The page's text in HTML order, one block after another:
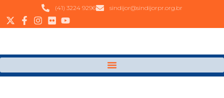
(41) 3224 9296 sindijor@sindijorpr.org.br